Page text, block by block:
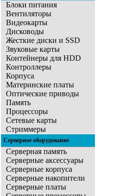
Блоки питания
Вентиляторы
Видеокарты
Дисководы
Жесткие диски и SSD
Звуковые карты
Контейнеры для HDD
Контроллеры
Корпуса
Материнские платы
Оптические приводы
Память
Процессоры
Сетевые карты
Стриммеры
Серверное оборудование
Серверная память
Серверные аксессуары
Серверные корпуса
Серверные накопители
Серверные платы